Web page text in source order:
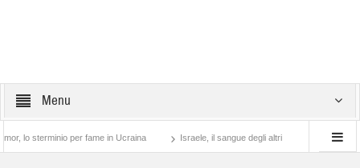
Menu
per fame in Ucraina Israele, il sangue degli altri Lotta di classe… tra